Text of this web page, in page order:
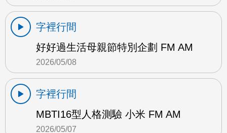
字裡行間
好好過生活母親節特別企劃 FM AM
2026/05/08
字裡行間
MBTI16型人格測驗 小米 FM AM
2026/05/07